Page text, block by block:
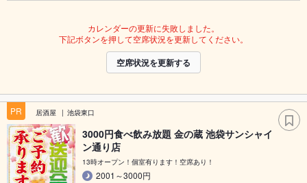
カレンダーの更新に失敗しました。
下記ボタンを押して空席状況を更新してください。
空席状況を更新する
PR 居酒屋 池袋東口
3000円食べ飲み放題 金の蔵 池袋サンシャイ
ン通り店
13時オープン！個室有ります！空席あり！
2001～3000円